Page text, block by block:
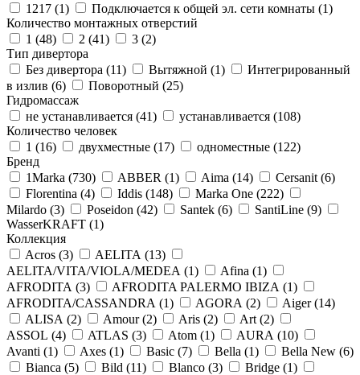
1217 (1) Подключается к общей эл. сети комнаты (1)
Количество монтажных отверстий
1 (48) 2 (41) 3 (2)
Тип дивертора
Без дивертора (11) Вытяжной (1)
Интегрированный
в излив (6) Поворотный (25)
Гидромассаж
не устанавливается (41) устанавливается (108)
Количество человек
1 (16) двухместные (17) одноместные (122)
Бренд
1Marka (730) ABBER (1) Aima (14) Cersanit (6)
Florentina (4) Iddis (148) Marka One (222)
Milardo (3) Poseidon (42) Santek (6) SantiLine (9)
WasserKRAFT (1)
Коллекция
Acros (3) AELITA (13)
AELITA/VITA/VIOLA/MEDEA (1) Afina (1)
AFRODITA (3) AFRODITA PALERMO IBIZA (1)
AFRODITA/CASSANDRA (1) AGORA (2) Aiger (14)
ALISA (2) Amour (2) Aris (2) Art (2)
ASSOL (4) ATLAS (3) Atom (1) AURA (10)
Avanti (1) Axes (1) Basic (7) Bella (1) Bella New (6)
Bianca (5) Bild (11) Blanco (3) Bridge (1)